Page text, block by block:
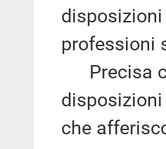
professioni
Precisa
che